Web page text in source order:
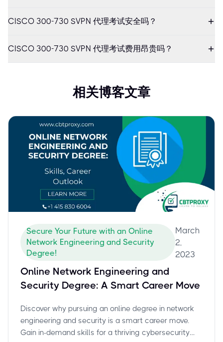
CISCO 300-730 SVPN 代理考试安全吗？
CISCO 300-730 SVPN 代理考试费用昂贵吗？
相关博客文章
Secure Your Future with an Online
Network Engineering and Security
Degree!
March
2,
2023
Online Network Engineering and
Security Degree: A Smart Career Move
Discover why pursuing an online degree in network
engineering and security is a smart career move.
Gain in-demand skills for a thriving cybersecurity